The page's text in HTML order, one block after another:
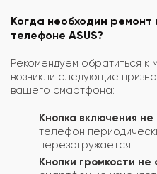
Когда необходим ремонт
телефоне ASUS?
Рекомендуем обратиться к
возникли следующие
вашего смартфона:
Кнопка включения
телефон
перезагружается.
Кнопки громкости